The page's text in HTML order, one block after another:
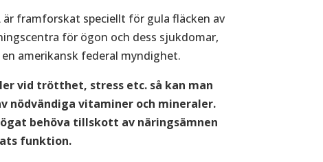
är framforskat speciellt för gula fläcken av
för ögon och dess sjukdomar,
amerikansk federal myndighet.
vid trötthet, stress etc. så kan man
nödvändiga vitaminer och mineraler.
behöva tillskott av näringsämnen
funktion.